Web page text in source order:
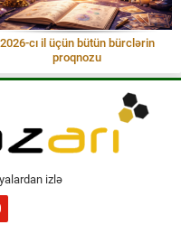
2026-cı il üçün bütün bürclərin
proqnozu
izlə